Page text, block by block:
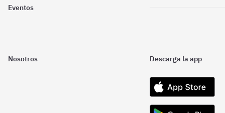
Eventos
Nosotros Descarga la app